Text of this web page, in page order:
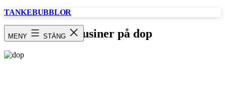
Hoppa
TANKEBUBBLOR
MENY STÄNG Kusiner på dop